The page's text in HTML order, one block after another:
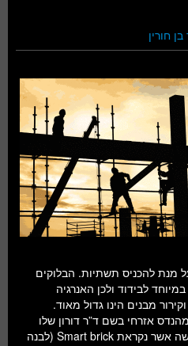
חורין
מנת להכניס תשתיות. הבלוקים
לבידוד ולכן האנרגיה
מבנים הינו גדול מאוד.
אזרחי בשם ד”ר דורון שלו
וביחד הם פיתחו שיטת בנייה חדשה אשר נקראת Smart brick (לבנה